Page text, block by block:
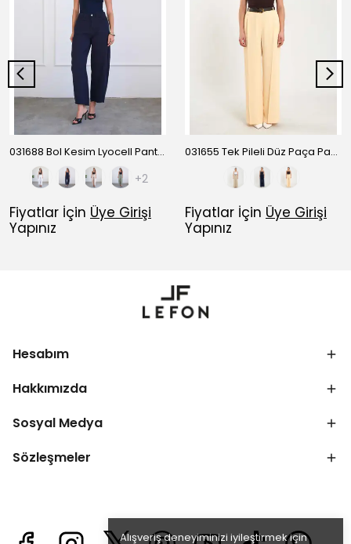
Alışveriş deneyiminizi iyileştirmek için
031688 Bol Kesim Lyocell Pantolon YP5596
+2
Fiyatlar İçin Üye Girişi
Yapınız
031655 Tek Pileli Düz Paça Pantolon
Fiyatlar İçin Üye Girişi
Yapınız
Hesabım
Hakkımızda
Sosyal Medya
Sözleşmeler